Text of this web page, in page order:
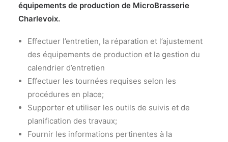
équipements de production de MicroBrasserie
Charlevoix.
Effectuer l’entretien, la réparation et l’ajustement
des équipements de production et la gestion du
calendrier d’entretien
Effectuer les tournées requises selon les
procédures en place;
Supporter et utiliser les outils de suivis et de
planification des travaux;
Fournir les informations pertinentes à la